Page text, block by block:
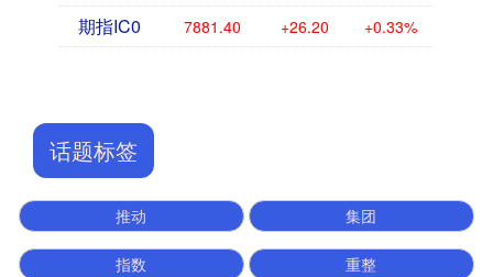
期指IC0 7881.40 +26.20 +0.33%
话题标签
推动 集团
指数 重整